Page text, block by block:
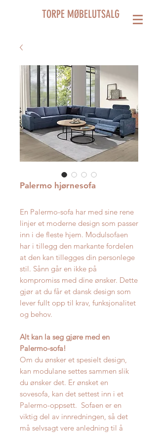
TORPE MØBELUTSALG
Palermo hjørnesofa
En Palermo-sofa har med sine rene
linjer et moderne design som passer
inn i de fleste hjem. Modulsofaen
har i tillegg den markante fordelen
at den kan tillegges din personlege
stil. Sånn går en ikke på
kompromiss med dine ønsker. Dette
gjør at du får et dansk design som
lever fullt opp til krav, funksjonalitet
og behov.
Alt kan la seg gjøre med en
Palermo-sofa!
Om du ønsker et spesielt design,
kan modulane settes sammen slik
du ønsker det. Er ønsket en
sovesofa, kan det settest inn i et
Palermo-oppsett. Sofaen er en
viktig del av innredningen, så det
må selvsagt vere anledning til å